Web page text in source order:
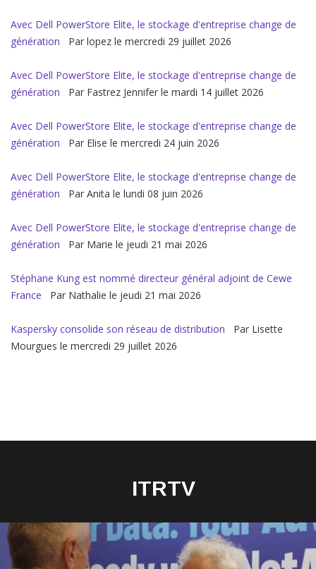
Avec Dell PowerStore Elite, le stockage d'entreprise change de
génération
Par lopez le mercredi 29 juillet 2026
Avec Dell PowerStore Elite, le stockage d'entreprise change de
génération
Par Fastrez Jennifer le mardi 14 juillet 2026
Avec Dell PowerStore Elite, le stockage d'entreprise change de
génération
Par Elise le mercredi 24 juin 2026
Avec Dell PowerStore Elite, le stockage d'entreprise change de
génération
Par Anita le lundi 08 juin 2026
Avec Dell PowerStore Elite, le stockage d'entreprise change de
génération
Par Marie le jeudi 21 mai 2026
Stéphane Kung est nommé directeur général adjoint de Cewe
France
Par Nathalie le jeudi 21 mai 2026
Kaspersky consolide son réseau de distribution
Par Lisette
Mourgues le mercredi 29 juillet 2026
ITRTV